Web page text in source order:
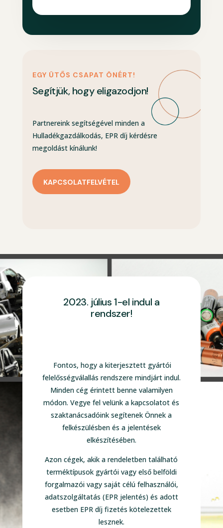
EGY ÜTŐS CSAPAT ÖNÉRT!
Segítjük, hogy eligazodjon!
Partnereink segítségével minden a
Hulladékgazdálkodás, EPR díj kérdésre
megoldást kínálunk!
KAPCSOLATFELVÉTEL
2023. július 1-el indul a
rendszer!
Fontos, hogy a kiterjesztett gyártói
felelősségválallás rendszere mindjárt indul.
Minden cég érintett benne valamilyen
módon. Vegye fel velünk a kapcsolatot és
szaktanácsadóink segítenek Önnek a
felkészülésben és a jelentések
elkészítésében.
Azon cégek, akik a rendeletben található
terméktípusok gyártói vagy első belföldi
forgalmazói vagy saját célú felhasználói,
adatszolgáltatás (EPR jelentés) és adott
esetben EPR díj fizetés kötelezettek
lesznek.